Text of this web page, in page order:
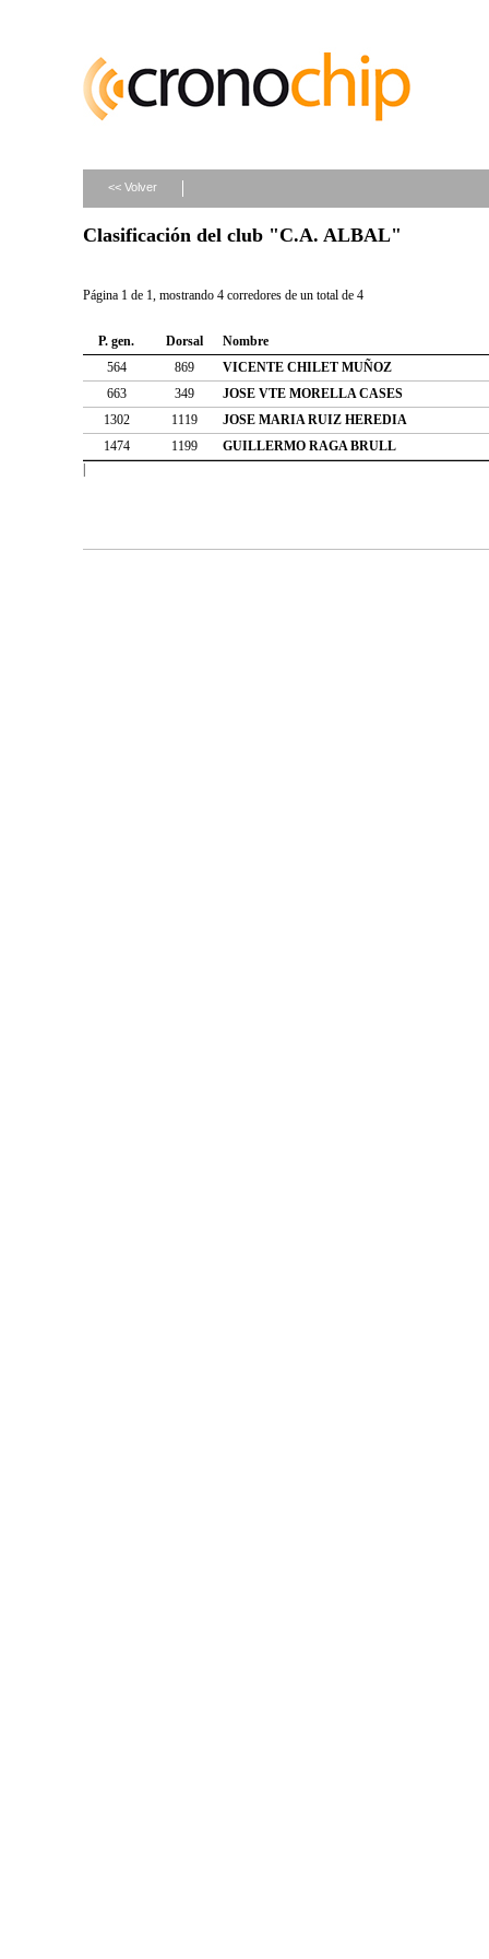
<< Volver
Clasificación del club "C.A. ALBAL"
Página 1 de 1, mostrando 4 corredores de un total de 4
P. gen. Dorsal
Nombre
564
869
VICENTE CHILET MUÑOZ
663
349
JOSE VTE MORELLA CASES
1302
1119
JOSE MARIA RUIZ HEREDIA
1474
1199
GUILLERMO RAGA BRULL
|